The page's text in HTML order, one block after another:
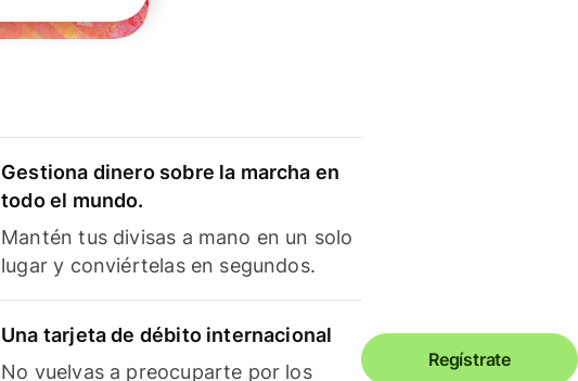
Gestiona dinero sobre la marcha en
todo el mundo.
Mantén tus divisas a mano en un solo
lugar y conviértelas en segundos.
Una tarjeta de débito internacional
No vuelvas a preocuparte por los
Regístrate